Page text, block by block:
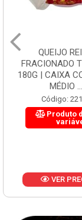
QUEIJO
FRACIONADO
180G | CAIXA
MÉDIO ...
Código:
Produto
VER